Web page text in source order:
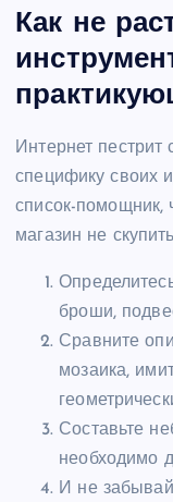
Как не
Интернет пестрит
специфику своих
список-помощник,
магазин не
броши,
Сравните
мозаика,
Составьте
необходимо
И не